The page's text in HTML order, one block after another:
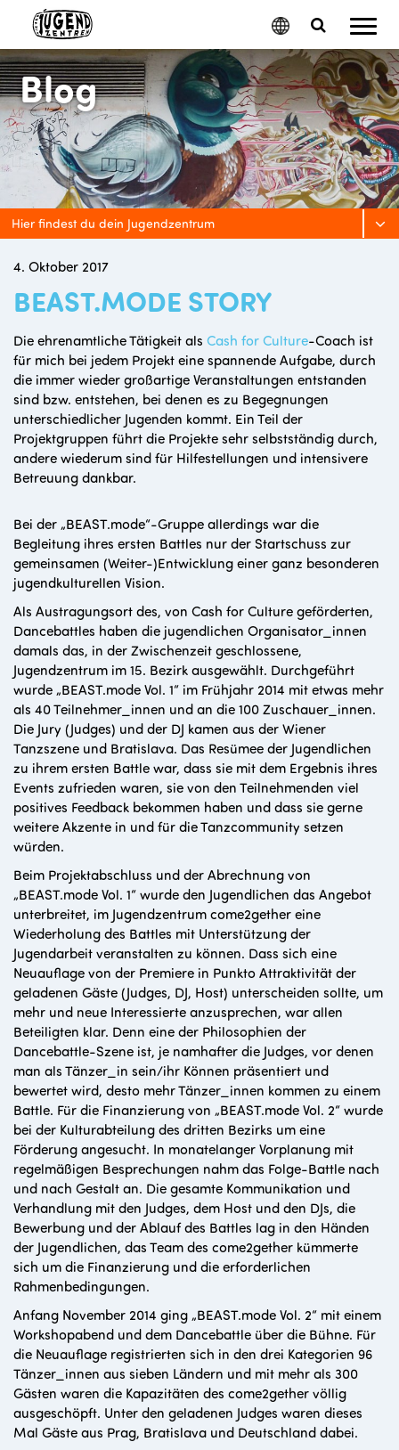
Menu
Toggle
Search
Google
Translate
Blog
Hier findest du dein Jugendzentrum
4. Oktober 2017
BEAST.MODE STORY
Die ehrenamtliche Tätigkeit als Cash for Culture-Coach ist
für mich bei jedem Projekt eine spannende Aufgabe, durch
die immer wieder großartige Veranstaltungen entstanden
sind bzw. entstehen, bei denen es zu Begegnungen
unterschiedlicher Jugenden kommt. Ein Teil der
Projektgruppen führt die Projekte sehr selbstständig durch,
andere wiederum sind für Hilfestellungen und intensivere
Betreuung dankbar.
Bei der „BEAST.mode“-Gruppe allerdings war die
Begleitung ihres ersten Battles nur der Startschuss zur
gemeinsamen (Weiter-)Entwicklung einer ganz besonderen
jugendkulturellen Vision.
Als Austragungsort des, von Cash for Culture geförderten,
Dancebattles haben die jugendlichen Organisator_innen
damals das, in der Zwischenzeit geschlossene,
Jugendzentrum im 15. Bezirk ausgewählt. Durchgeführt
wurde „BEAST.mode Vol. 1“ im Frühjahr 2014 mit etwas mehr
als 40 Teilnehmer_innen und an die 100 Zuschauer_innen.
Die Jury (Judges) und der DJ kamen aus der Wiener
Tanzszene und Bratislava. Das Resümee der Jugendlichen
zu ihrem ersten Battle war, dass sie mit dem Ergebnis ihres
Events zufrieden waren, sie von den Teilnehmenden viel
positives Feedback bekommen haben und dass sie gerne
weitere Akzente in und für die Tanzcommunity setzen
würden.
Beim Projektabschluss und der Abrechnung von
„BEAST.mode Vol. 1“ wurde den Jugendlichen das Angebot
unterbreitet, im Jugendzentrum come2gether eine
Wiederholung des Battles mit Unterstützung der
Jugendarbeit veranstalten zu können. Dass sich eine
Neuauflage von der Premiere in Punkto Attraktivität der
geladenen Gäste (Judges, DJ, Host) unterscheiden sollte, um
mehr und neue Interessierte anzusprechen, war allen
Beteiligten klar. Denn eine der Philosophien der
Dancebattle-Szene ist, je namhafter die Judges, vor denen
man als Tänzer_in sein/ihr Können präsentiert und
bewertet wird, desto mehr Tänzer_innen kommen zu einem
Battle. Für die Finanzierung von „BEAST.mode Vol. 2“ wurde
bei der Kulturabteilung des dritten Bezirks um eine
Förderung angesucht. In monatelanger Vorplanung mit
regelmäßigen Besprechungen nahm das Folge-Battle nach
und nach Gestalt an. Die gesamte Kommunikation und
Verhandlung mit den Judges, dem Host und den DJs, die
Bewerbung und der Ablauf des Battles lag in den Händen
der Jugendlichen, das Team des come2gether kümmerte
sich um die Finanzierung und die erforderlichen
Rahmenbedingungen.
Anfang November 2014 ging „BEAST.mode Vol. 2“ mit einem
Workshopabend und dem Dancebattle über die Bühne. Für
die Neuauflage registrierten sich in den drei Kategorien 96
Tänzer_innen aus sieben Ländern und mit mehr als 300
Gästen waren die Kapazitäten des come2gether völlig
ausgeschöpft. Unter den geladenen Judges waren dieses
Mal Gäste aus Prag, Bratislava und Deutschland dabei.